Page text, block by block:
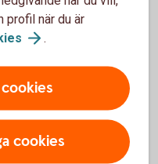
tjänstepension med
profil när du är
.
cookies